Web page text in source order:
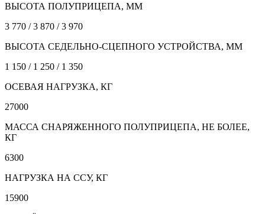
ВЫСОТА ПОЛУПРИЦЕПА, ММ
3 770 / 3 870 / 3 970
ВЫСОТА СЕДЕЛЬНО-СЦЕПНОГО УСТРОЙСТВА, ММ
1 150 / 1 250 / 1 350
ОСЕВАЯ НАГРУЗКА, КГ
27000
МАССА СНАРЯЖЕННОГО ПОЛУПРИЦЕПА, НЕ БОЛЕЕ,
КГ
6300
НАГРУЗКА НА ССУ, КГ
15900